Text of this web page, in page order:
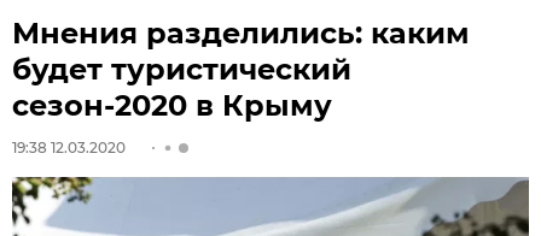
Мнения разделились: каким
будет туристический
сезон-2020 в Крыму
19:38 12.03.2020